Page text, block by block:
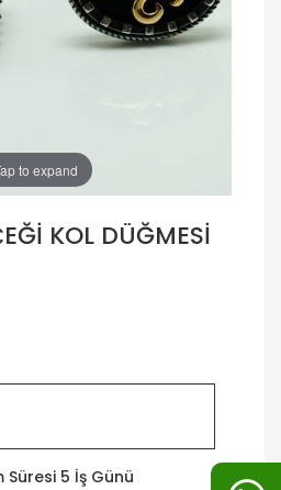
to expand
KOL DÜĞMESİ
5 İş Günü